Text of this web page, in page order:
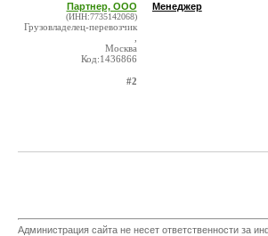
Партнер, ООО
(ИНН:7735142068)
Грузовладелец-перевозчик
Москва
Код:1436866
#2
Менеджер
Администрация сайта не несет ответственности